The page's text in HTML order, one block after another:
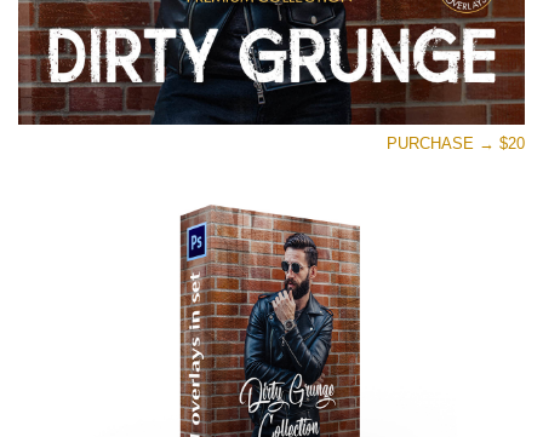
PURCHASE → $20